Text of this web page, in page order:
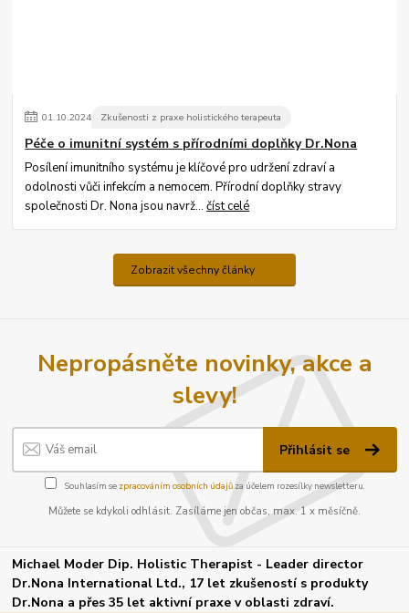
01.10.2024 Zkušenosti z praxe holistického terapeuta
Péče o imunitní systém s přírodními doplňky Dr.Nona
Posílení imunitního systému je klíčové pro udržení zdraví a
odolnosti vůči infekcím a nemocem. Přírodní doplňky stravy
společnosti Dr. Nona jsou navrž...číst celé
Zobrazit všechny články
Nepropásněte novinky, akce a
slevy!
Přihlásit se
Souhlasím se zpracováním osobních údajůza účelem rozesílky newsletteru.
Můžete se kdykoli odhlásit. Zasíláme jen občas, max. 1 x měsíčně.
Michael Moder Dip. Holistic Therapist - Leader director
Dr.Nona International Ltd., 17 let zkušeností s produkty
Dr.Nona a přes 35 let aktivní praxe v oblasti zdraví.